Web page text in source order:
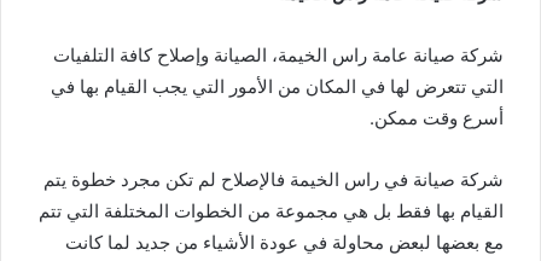
شركة صيانة عامة راس الخيمة، الصيانة وإصلاح كافة التلفيات
التي تتعرض لها في المكان من الأمور التي يجب القيام بها في
أسرع وقت ممكن.
شركة صيانة في راس الخيمة فالإصلاح لم تكن مجرد خطوة يتم
القيام بها فقط بل هي مجموعة من الخطوات المختلفة التي تتم
مع بعضها لبعض محاولة في عودة الأشياء من جديد لما كانت